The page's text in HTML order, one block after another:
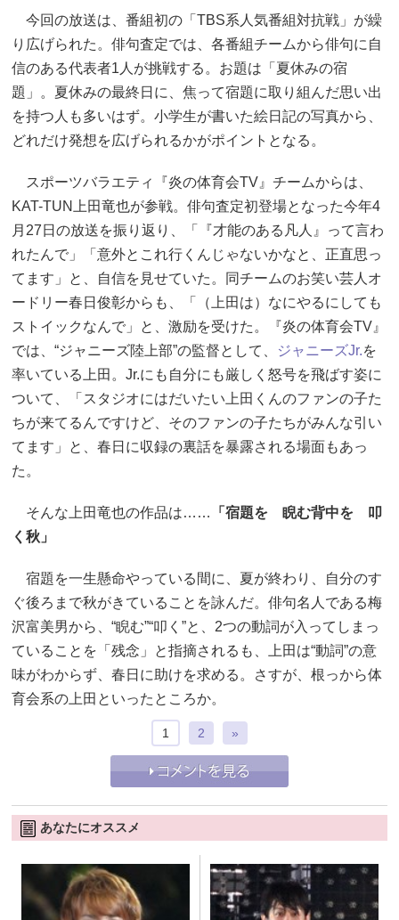
今回の放送は、番組初の「TBS系人気番組対抗戦」が繰
り広げられた。俳句査定では、各番組チームから俳句に自
信のある代表者1人が挑戦する。お題は「夏休みの宿
題」。夏休みの最終日に、焦って宿題に取り組んだ思い出
を持つ人も多いはず。小学生が書いた絵日記の写真から、
どれだけ発想を広げられるかがポイントとなる。
スポーツバラエティ『炎の体育会TV』チームからは、
KAT-TUN上田竜也が参戦。俳句査定初登場となった今年4
月27日の放送を振り返り、「『才能のある凡人』って言わ
れたんで」「意外とこれ行くんじゃないかなと、正直思っ
てます」と、自信を見せていた。同チームのお笑い芸人オ
ードリー春日俊彰からも、「（上田は）なにやるにしても
ストイックなんで」と、激励を受けた。『炎の体育会TV』
では、“ジャニーズ陸上部”の監督として、
ジャニーズJr.を
率いている上田。Jr.にも自分にも厳しく怒号を飛ばす姿に
ついて、「スタジオにはだいたい上田くんのファンの子た
ちが来てるんですけど、そのファンの子たちがみんな引い
てます」と、春日に収録の裏話を暴露される場面もあっ
た。
そんな上田竜也の作品は……
「宿題を 睨む背中を 叩
く秋」
宿題を一生懸命やっている間に、夏が終わり、自分のす
ぐ後ろまで秋がきていることを詠んだ。俳句名人である梅
沢富美男から、“睨む”“叩く”と、2つの動詞が入ってしまっ
ていることを「残念」と指摘されるも、上田は“動詞”の意
味がわからず、春日に助けを求める。さすが、根っから体
育会系の上田といったところか。
1 2 »
あなたにオススメ